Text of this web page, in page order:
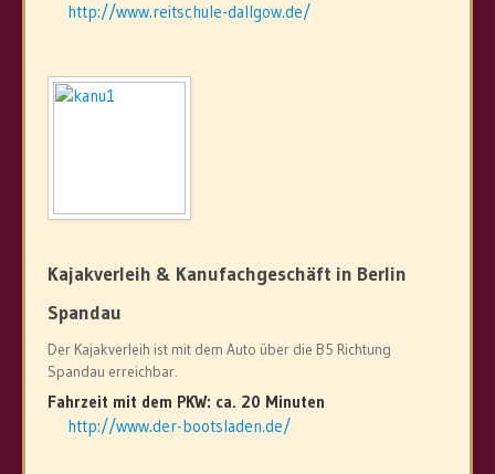
Sehenswertes & Kultur
Aktivitäten & Spaß
http://www.reitschule-dallgow.de/
Kajakverleih & Kanufachgeschäft in Berlin
Spandau
Der Kajakverleih ist mit dem Auto über die B5 Richtung
Spandau erreichbar.
Fahrzeit mit dem PKW: ca. 20 Minuten
http://www.der-bootsladen.de/